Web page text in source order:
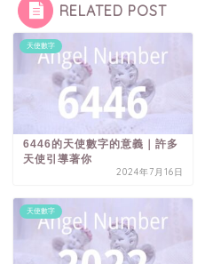
RELATED POST
天使數字
6446的天使數字的意義｜許多
天使引導著你
2024年7月16日
天使數字